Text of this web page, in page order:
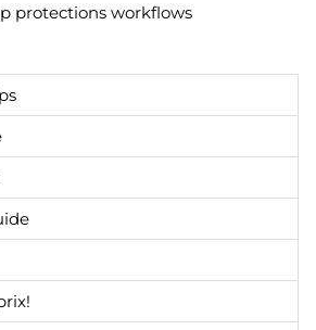
protections workflows